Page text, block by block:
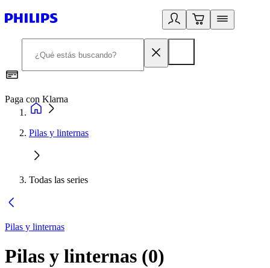
Paga con Klarna
Pilas y linternas
Todas las series
Pilas y linternas
Pilas y linternas (0)